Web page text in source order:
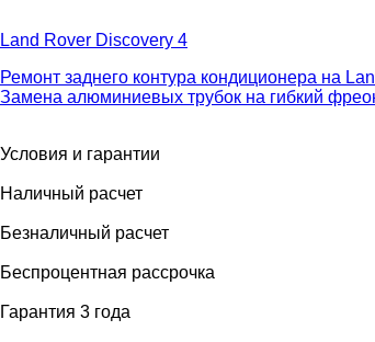
Land Rover Discovery 4
Ремонт заднего контура кондиционера на
Замена алюминиевых трубок на гибкий
Условия и гарантии
Наличный расчет
Безналичный расчет
Беcпроцентная рассрочка
Гарантия 3 года